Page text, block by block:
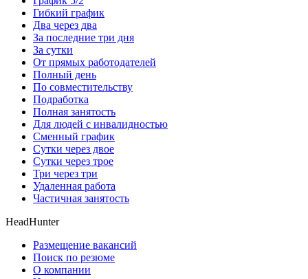
Гибкий график
Два через два
За последние три дня
За сутки
От прямых работодателей
Полный день
По совместительству
Подработка
Полная занятость
Для людей с инвалидностью
Сменный график
Сутки через двое
Сутки через трое
Три через три
Удаленная работа
Частичная занятость
HeadHunter
Размещение вакансий
Поиск по резюме
О компании